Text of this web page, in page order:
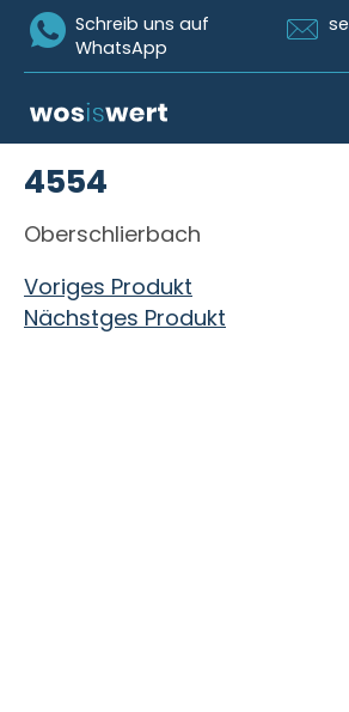
Icon Whatsapp
Schreib uns auf
WhatsApp
4554
Oberschlierbach
Beitragsnavigation
Voriges Produkt
Nächstges Produkt